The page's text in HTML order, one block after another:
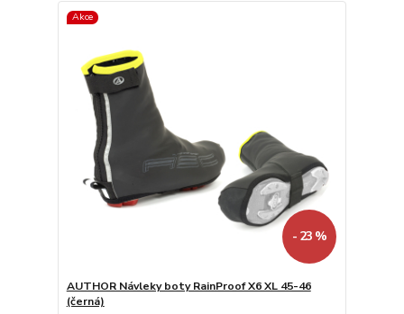
Akce
- 23 %
AUTHOR Návleky boty RainProof X6 XL 45-46
(černá)